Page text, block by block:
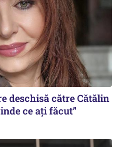
deschisă către Cătălin
ce ați făcut”